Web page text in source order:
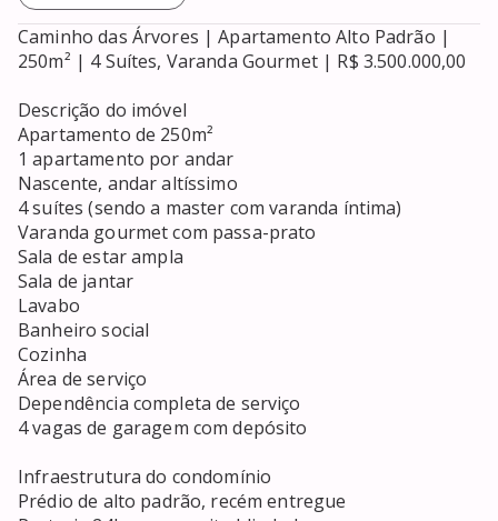
Caminho das Árvores | Apartamento Alto Padrão |
250m² | 4 Suítes, Varanda Gourmet | R$ 3.500.000,00
Descrição do imóvel
Apartamento de 250m²
1 apartamento por andar
Nascente, andar altíssimo
4 suítes (sendo a master com varanda íntima)
Varanda gourmet com passa-prato
Sala de estar ampla
Sala de jantar
Lavabo
Banheiro social
Cozinha
Área de serviço
Dependência completa de serviço
4 vagas de garagem com depósito
Infraestrutura do condomínio
Prédio de alto padrão, recém entregue